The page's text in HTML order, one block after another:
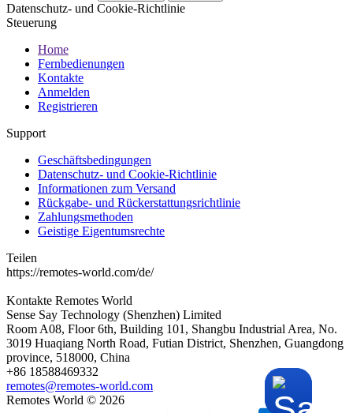
Datenschutz- und Cookie-Richtlinie
Steuerung
Home
Fernbedienungen
Kontakte
Anmelden
Registrieren
Support
Geschäftsbedingungen
Datenschutz- und Cookie-Richtlinie
Informationen zum Versand
Rückgabe- und Rückerstattungsrichtlinie
Zahlungsmethoden
Geistige Eigentumsrechte
Teilen
https://remotes-world.com/de/
Kontakte Remotes World
Sense Say Technology (Shenzhen) Limited
Room A08, Floor 6th, Building 101, Shangbu Industrial Area, No.
3019 Huaqiang North Road, Futian District, Shenzhen, Guangdong
province, 518000, China
+86 18588469332
remotes@remotes-world.com
Remotes World © 2026